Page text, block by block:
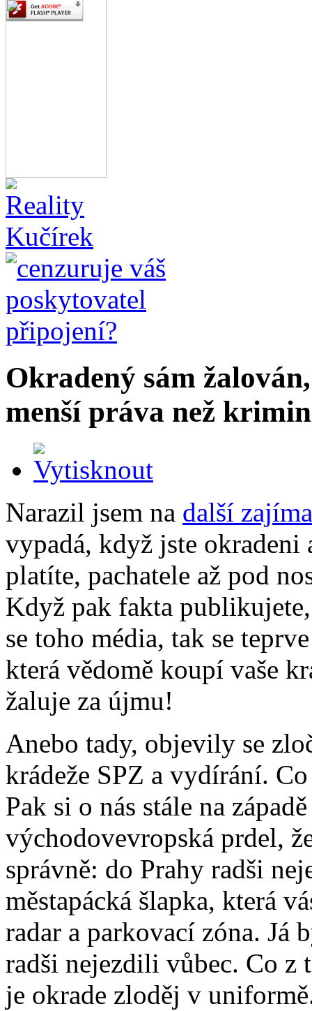
Okradený sám
menší práva než
Narazil jsem na další
vypadá, když jste okradeni
platíte, pachatele až pod
Když pak fakta
se toho média, tak se
která vědomě koupí vaše
žaluje za újmu!
Anebo tady, objevily se
krádeže SPZ a vydírání.
Pak si o nás stále na
východovevropská prdel,
správně: do Prahy radši
městapácká šlapka, která
radar a parkovací zóna. Já
radši nejezdili vůbec. Co z
je okrade zloděj v